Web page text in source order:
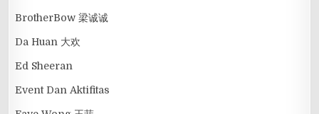
BrotherBow 梁诚诚
Da Huan 大欢
Ed Sheeran
Event Dan Aktifitas